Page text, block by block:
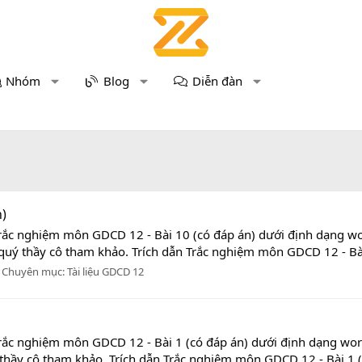
Nhóm Blog Diễn đàn
nghiệm môn GDCD 12 - Bài 10 (có đáp án) dưới định dạng
thầy cô tham khảo. Trích dẫn Trắc nghiệm môn GDCD 12 -
Chuyên mục:Tài liệu GDCD 12
nghiệm môn GDCD 12 - Bài 1 (có đáp án) dưới định dạng
cô tham khảo. Trích dẫn Trắc nghiệm môn GDCD 12 - Bài 1